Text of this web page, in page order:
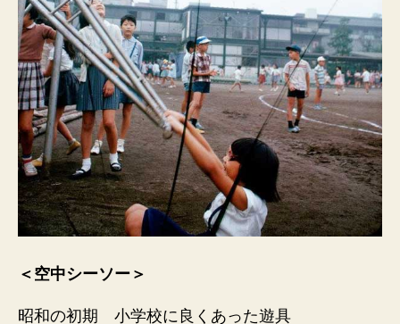
＜空中シーソー＞
昭和の初期 小学校に良くあった遊具